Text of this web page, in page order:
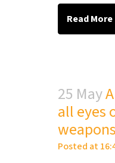
Read More
25 May
all eyes
weapons
Posted at